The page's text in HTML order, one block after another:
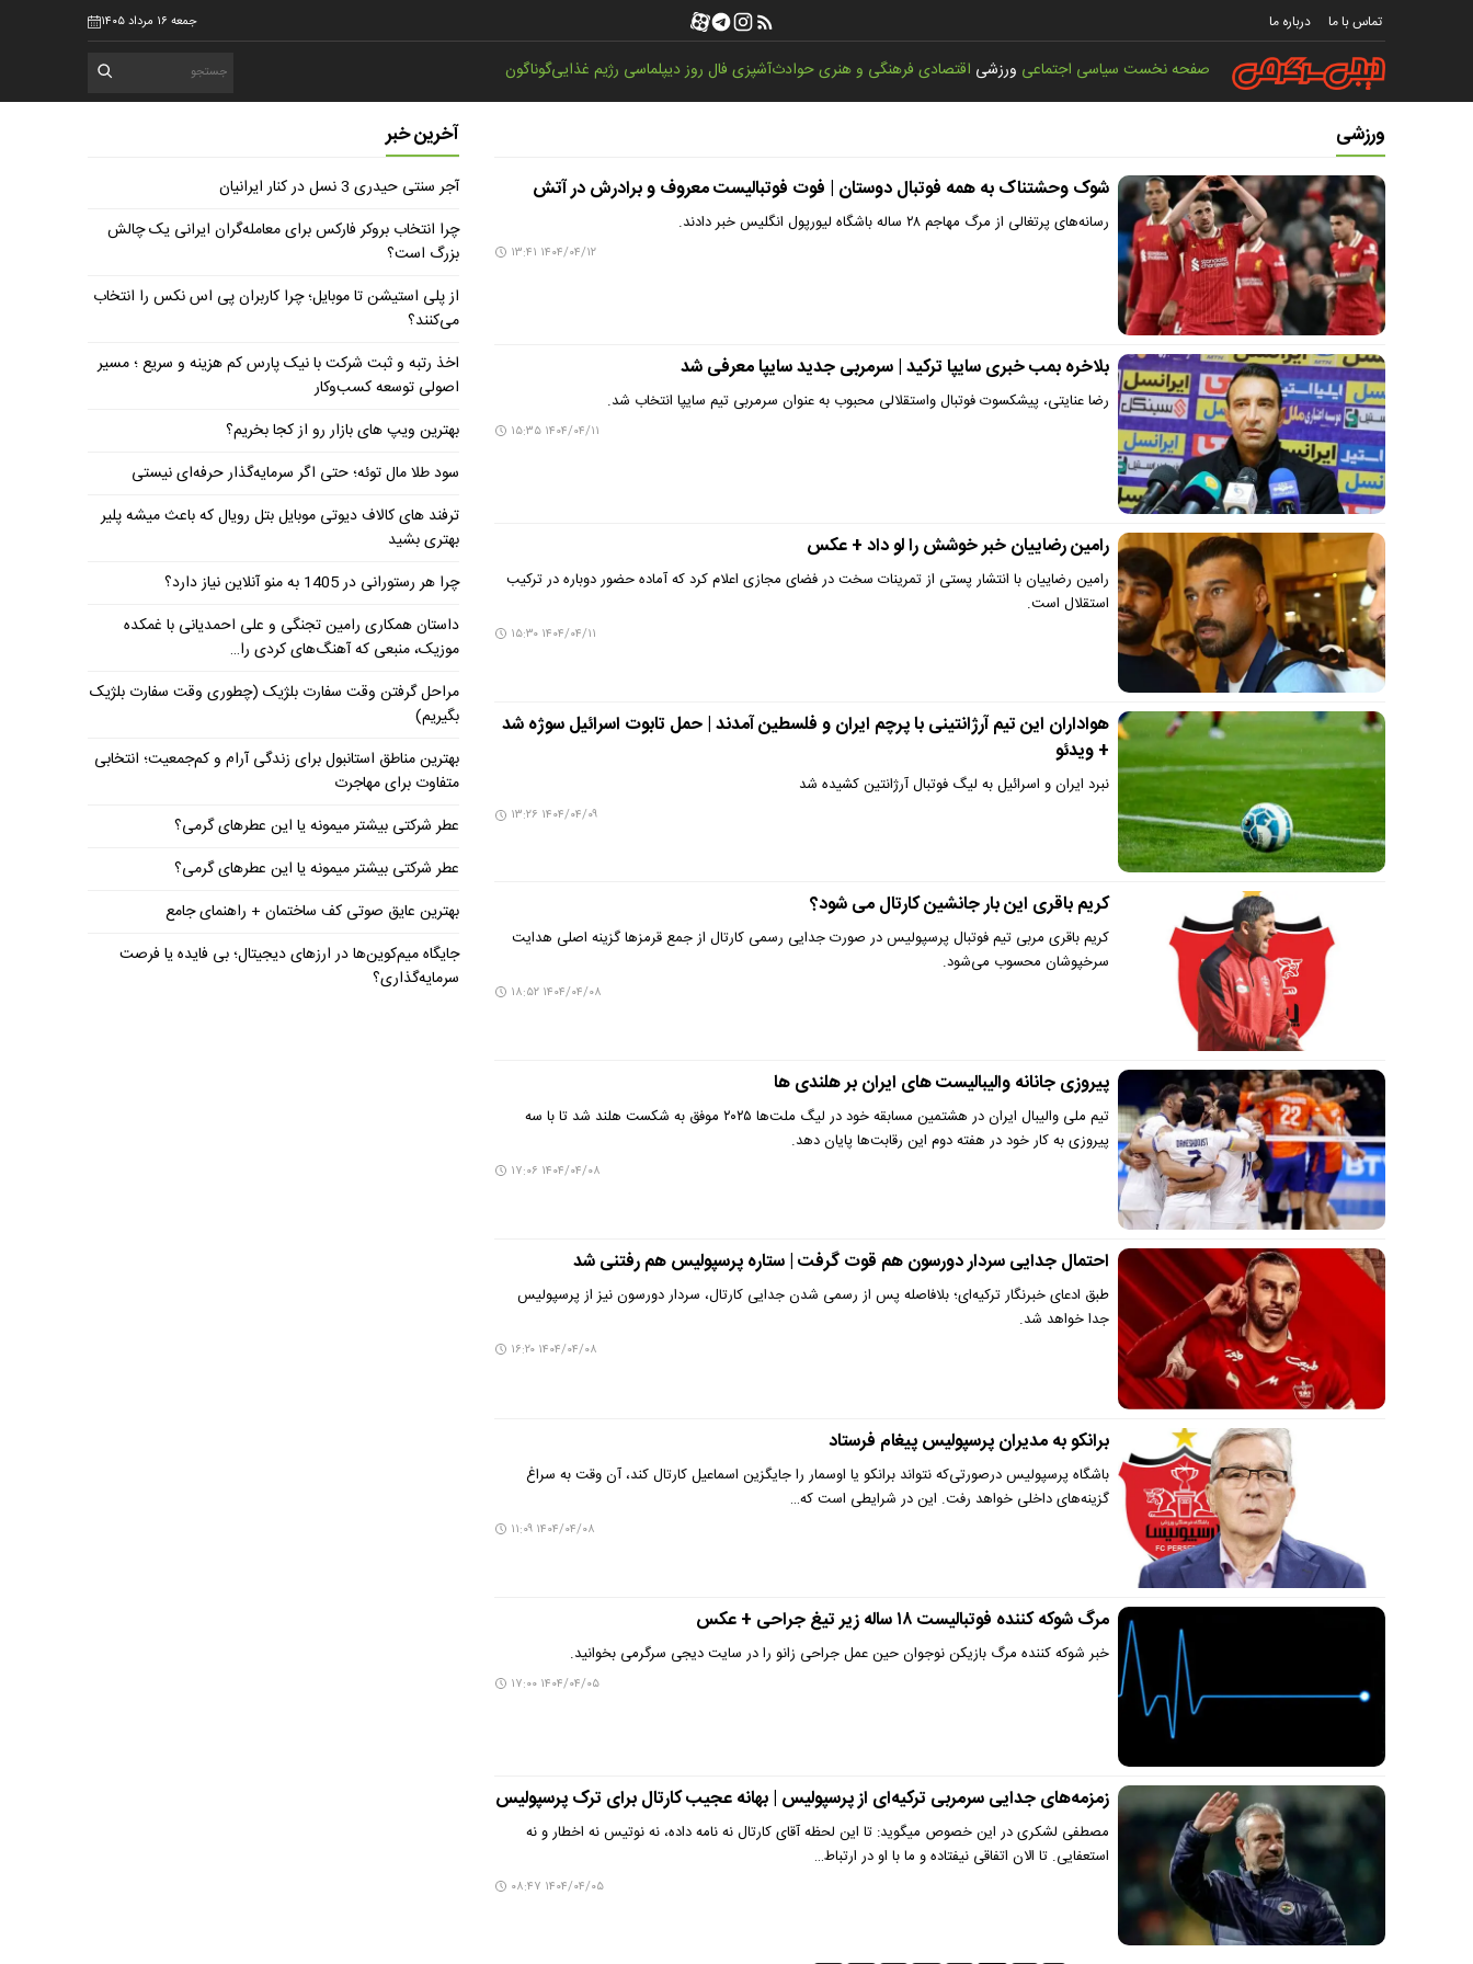
تماس با ما درباره ما جمعه ۱۶ مرداد ۱۴۰۵
صفحه نخستسیاسی اجتماعی ورزشی اقتصادیفرهنگی و هنریحوادثآشپزیفال روزدیپلماسی رژیم غذاییگوناگون
ورزشی
شوک وحشتناک به همه فوتبال دوستان | فوت فوتبالیست معروف و برادرش در آتش
رسانه‌های پرتغالی از مرگ مهاجم ۲۸ ساله باشگاه لیورپول انگلیس خبر دادند.
۱۴۰۴/۰۴/۱۲ ۱۳:۴۱
بلاخره بمب خبری سایپا ترکید |‌ سرمربی جدید سایپا معرفی شد
رضا عنایتی، پیشکسوت فوتبال واستقلالی محبوب به عنوان سرمربی تیم سایپا انتخاب شد.
۱۴۰۴/۰۴/۱۱ ۱۵:۳۵
رامین رضاییان خبر خوشش را لو داد + عکس
رامین رضاییان با انتشار پستی از تمرینات سخت در فضای مجازی اعلام کرد که آماده حضور دوباره در ترکیب
استقلال است.
۱۴۰۴/۰۴/۱۱ ۱۵:۳۰
هواداران این تیم آرژانتینی با پرچم ایران و فلسطین آمدند | حمل تابوت اسرائیل سوژه شد
+ ویدئو
نبرد ایران و اسرائیل به لیگ فوتبال آرژانتین کشیده شد
۱۴۰۴/۰۴/۰۹ ۱۳:۲۶
کریم باقری این بار جانشین کارتال می شود؟
کریم باقری مربی تیم فوتبال پرسپولیس در صورت جدایی رسمی کارتال از جمع قرمزها گزینه اصلی هدایت
سرخپوشان محسوب می‌شود.
۱۴۰۴/۰۴/۰۸ ۱۸:۵۲
پیروزی جانانه والیبالیست های ایران بر هلندی ها
تیم ملی والیبال ایران در هشتمین مسابقه خود در لیگ ملت‌ها ۲۰۲۵ موفق به شکست هلند شد تا با سه
پیروزی به کار خود در هفته دوم این رقابت‌ها پایان دهد.
۱۴۰۴/۰۴/۰۸ ۱۷:۰۶
احتمال جدایی سردار دورسون هم قوت گرفت | ستاره پرسپولیس هم رفتنی شد
طبق ادعای خبرنگار ترکیه‌ای؛ بلافاصله پس از رسمی شدن جدایی کارتال، سردار دورسون نیز از پرسپولیس
جدا خواهد شد.
۱۴۰۴/۰۴/۰۸ ۱۶:۲۰
برانکو به مدیران پرسپولیس پیغام فرستاد
باشگاه پرسپولیس درصورتی‌که نتواند برانکو یا اوسمار را جایگزین اسماعیل کارتال کند، آن وقت به سراغ
گزینه‌های داخلی خواهد رفت. این در شرایطی است که…
۱۴۰۴/۰۴/۰۸ ۱۱:۰۹
مرگ شوکه کننده فوتبالیست ۱۸ ساله زیر تیغ جراحی + عکس
خبر شوکه کننده مرگ بازیکن نوجوان حین عمل جراحی زانو را در سایت دیجی سرگرمی بخوانید.
۱۴۰۴/۰۴/۰۵ ۱۷:۰۰
زمزمه‌های جدایی سرمربی ترکیه‌ای از پرسپولیس | بهانه عجیب کارتال برای ترک پرسپولیس
مصطفی لشکری در این خصوص میگوید: تا این لحظه آقای کارتال نه نامه داده، نه نوتیس نه اخطار و نه
استعفایی. تا الان اتفاقی نیفتاده و ما با او در ارتباط…
۱۴۰۴/۰۴/۰۵ ۰۸:۴۷
آخرین خبر
آجر سنتی حیدری 3 نسل در کنار ایرانیان
چرا انتخاب بروکر فارکس برای معامله‌گران ایرانی یک چالش
بزرگ است؟
از پلی استیشن تا موبایل؛ چرا کاربران پی اس نکس را انتخاب
می‌کنند؟
اخذ رتبه و ثبت شرکت با نیک پارس کم هزینه و سریع ؛ مسیر
اصولی توسعه کسب‌وکار
بهترین ویپ های بازار رو از کجا بخریم؟
سود طلا مال توئه؛ حتی اگر سرمایه‌گذار حرفه‌ای نیستی
ترفند های کالاف دیوتی موبایل بتل رویال که باعث میشه پلیر
بهتری بشید
چرا هر رستورانی در 1405 به منو آنلاین نیاز دارد؟
داستان همکاری رامین تجنگی و علی احمدیانی با غمکده
موزیک، منبعی که آهنگ‌های کردی را…
مراحل گرفتن وقت سفارت بلژیک (چطوری وقت سفارت بلژیک
بگیریم)
بهترین مناطق استانبول برای زندگی آرام و کم‌جمعیت؛ انتخابی
متفاوت برای مهاجرت
عطر شرکتی بیشتر میمونه یا این عطرهای گرمی؟
عطر شرکتی بیشتر میمونه یا این عطرهای گرمی؟
بهترین عایق صوتی کف ساختمان + راهنمای جامع
جایگاه میم‌کوین‌ها در ارزهای دیجیتال؛ بی فایده یا فرصت
سرمایه‌گذاری؟